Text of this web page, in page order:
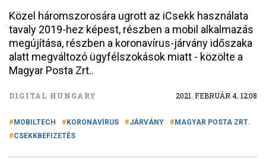
Közel háromszorosára ugrott az iCsekk használata
tavaly 2019-hez képest, részben a mobil alkalmazás
megújítása, részben a koronavírus-járvány időszaka
alatt megváltozó ügyfélszokások miatt - közölte a
Magyar Posta Zrt..
DIGITAL HUNGARY 2021. FEBRUÁR 4. 12:08
MOBILTECH KORONAVÍRUS JÁRVÁNY
MAGYAR POSTA ZRT.
CSEKKBEFIZETÉS